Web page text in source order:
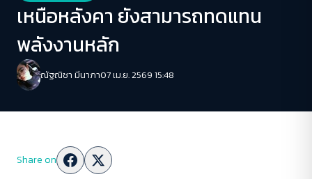
เหนือหลังคา ยังสามารถทดแทน
พลังงานหลัก
ณัฐณิชา มีนาภา07 เม.ย. 2569 15:48
Share on